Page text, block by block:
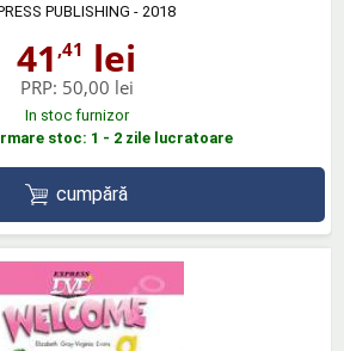
PUBLISHING - 2018
41 ,41 lei
PRP: 50,00 lei
In stoc furnizor
stoc: 1 - 2 zile lucratoare
cumpără